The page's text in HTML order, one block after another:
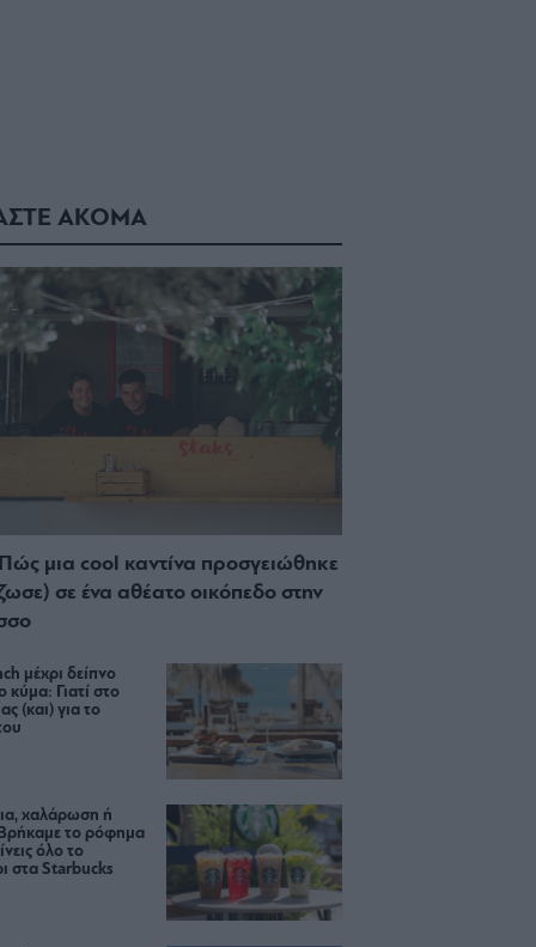
ΑΚΟΜΑ
μια cool καντίνα προσγειώθηκε
σε ένα αθέατο οικόπεδο στην
μέχρι δείπνο
κύμα: Γιατί στο
(και) για το
χαλάρωση ή
το ρόφημα
όλο το
στα Starbucks